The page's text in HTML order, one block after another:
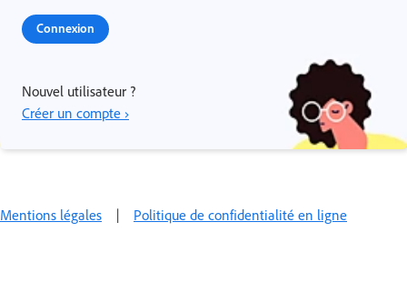
Connexion
Nouvel utilisateur ?
Créer un compte ›
Mentions légales | Politique de confidentialité en ligne